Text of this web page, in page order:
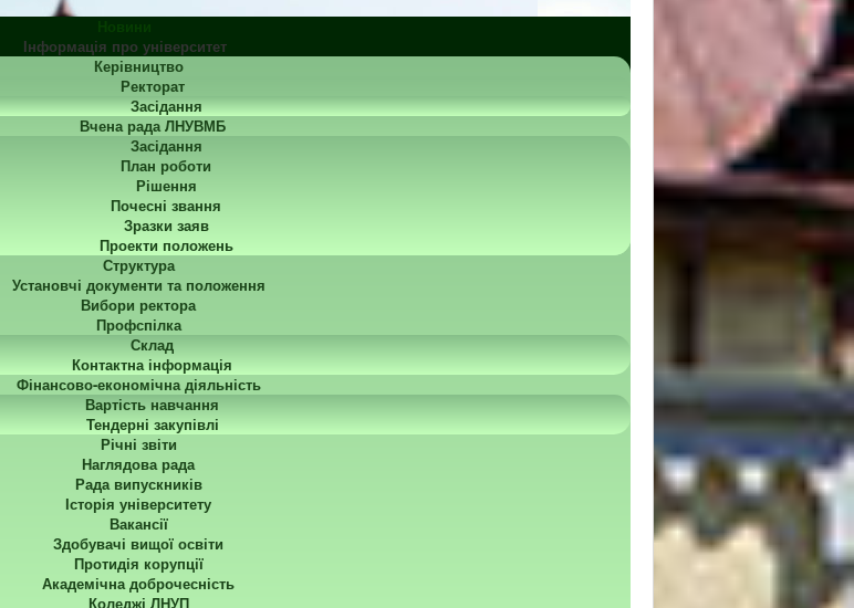
Інформація про університет
Керівництво
Ректорат
Засідання
Вчена рада ЛНУВМБ
Засідання
План роботи
Рішення
Почесні звання
Зразки заяв
Проекти положень
Структура
Установчі документи та положення
Вибори ректора
Профспілка
Склад
Контактна інформація
Фінансово-економічна діяльність
Вартість навчання
Тендерні закупівлі
Річні звіти
Наглядова рада
Рада випускників
Історія університету
Вакансії
Здобувачі вищої освіти
Протидія корупції
Академічна доброчесність
Коледжі ЛНУП